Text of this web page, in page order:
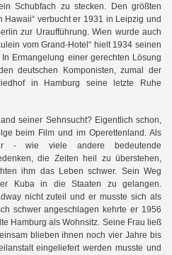
Schubfach zu stecken. Den größten
Hawaii“ verbucht er 1931 in Leipzig und
zur Uraufführung. Wien wurde auch
vom Grand-Hotel“ hielt 1934 seinen
In Ermangelung einer gerechten Lösung
deutschen Komponisten, zumal der
in Hamburg seine letzte Ruhe
seiner Sehnsucht? Eigentlich schon,
beim Film und im Operettenland. Als
- wie viele andere bedeutende
die Zeiten heil zu überstehen,
ihm das Leben schwer. Sein Weg
Kuba in die Staaten zu gelangen.
nicht zuteil und er musste sich als
schwer angeschlagen kehrte er 1956
Hamburg als Wohnsitz. Seine Frau ließ
blieben ihnen noch vier Jahre bis
eingeliefert werden musste und